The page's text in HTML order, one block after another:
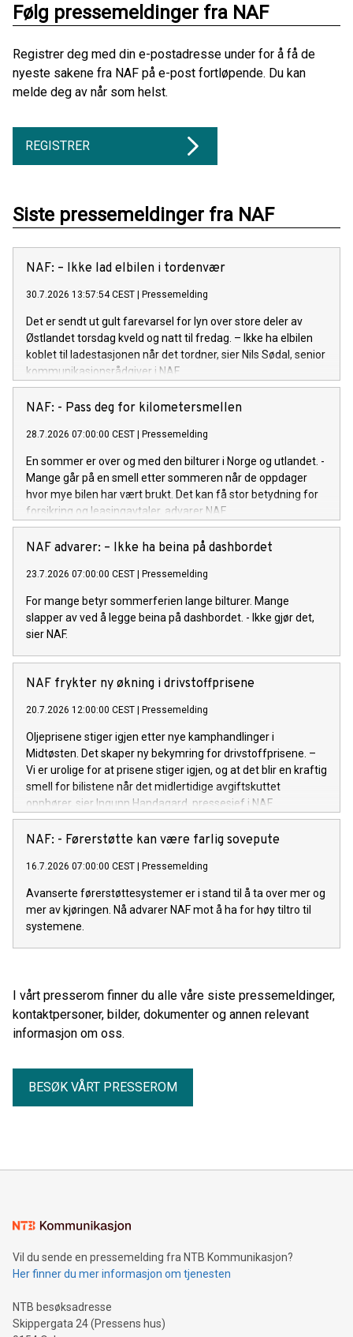
Følg pressemeldinger fra NAF
Registrer deg med din e-postadresse under for å få de
nyeste sakene fra NAF på e-post fortløpende. Du kan
melde deg av når som helst.
REGISTRER
Siste pressemeldinger fra NAF
NAF: – Ikke lad elbilen i tordenvær
30.7.2026 13:57:54 CEST | Pressemelding
Det er sendt ut gult farevarsel for lyn over store deler av
Østlandet torsdag kveld og natt til fredag. – Ikke ha elbilen
koblet til ladestasjonen når det tordner, sier Nils Sødal, senior
kommunikasjonsrådgiver i NAF.
NAF: - Pass deg for kilometersmellen
28.7.2026 07:00:00 CEST | Pressemelding
En sommer er over og med den bilturer i Norge og utlandet. -
Mange går på en smell etter sommeren når de oppdager
hvor mye bilen har vært brukt. Det kan få stor betydning for
forsikring og leasingavtaler, advarer NAF.
NAF advarer: – Ikke ha beina på dashbordet
23.7.2026 07:00:00 CEST | Pressemelding
For mange betyr sommerferien lange bilturer. Mange
slapper av ved å legge beina på dashbordet. - Ikke gjør det,
sier NAF.
NAF frykter ny økning i drivstoffprisene
20.7.2026 12:00:00 CEST | Pressemelding
Oljeprisene stiger igjen etter nye kamphandlinger i
Midtøsten. Det skaper ny bekymring for drivstoffprisene. –
Vi er urolige for at prisene stiger igjen, og at det blir en kraftig
smell for bilistene når det midlertidige avgiftskuttet
opphører, sier Ingunn Handagard, pressesjef i NAF.
NAF: - Førerstøtte kan være farlig sovepute
16.7.2026 07:00:00 CEST | Pressemelding
Avanserte førerstøttesystemer er i stand til å ta over mer og
mer av kjøringen. Nå advarer NAF mot å ha for høy tiltro til
systemene.
I vårt presserom finner du alle våre siste pressemeldinger,
kontaktpersoner, bilder, dokumenter og annen relevant
informasjon om oss.
BESØK VÅRT PRESSEROM
Vil du sende en pressemelding fra NTB Kommunikasjon?
Her finner du mer informasjon om tjenesten
NTB besøksadresse
Skippergata 24 (Pressens hus)